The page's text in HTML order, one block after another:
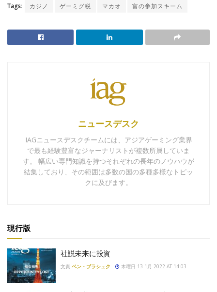
Tags: カジノ ゲーミグ税 マカオ 富の参加スキーム
ニュースデスク
IAGニュースデスクチームには、アジアゲーミング業界
で最も経験豊富なジャーナリストが複数所属していま
す。 幅広い専門知識を持つそれぞれの長年のノウハウが
結集しており、その範囲は多数の国の多種多様なトピッ
クに及びます。
現行版
社説未来に投資
文責 ベン・ブラシュク 木曜日 13 1月 2022 AT 14:03